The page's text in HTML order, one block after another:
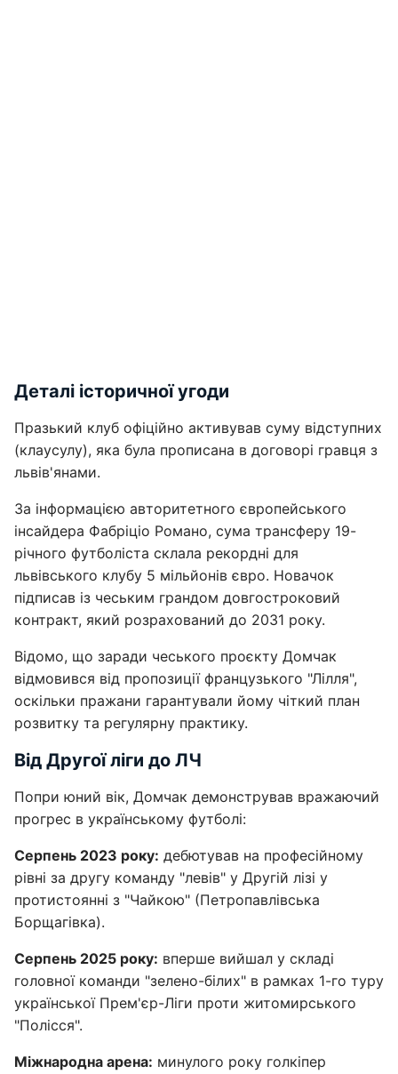
Деталі історичної угоди
Празький клуб офіційно активував суму відступних
(клаусулу), яка була прописана в договорі гравця з
львів'янами.
За інформацією авторитетного європейського
інсайдера Фабріціо Романо, сума трансферу 19-
річного футболіста склала рекордні для
львівського клубу 5 мільйонів євро. Новачок
підписав із чеським грандом довгостроковий
контракт, який розрахований до 2031 року.
Відомо, що заради чеського проєкту Домчак
відмовився від пропозиції французького "Лілля",
оскільки пражани гарантували йому чіткий план
розвитку та регулярну практику.
Від Другої ліги до ЛЧ
Попри юний вік, Домчак демонстрував вражаючий
прогрес в українському футболі:
Серпень 2023 року: дебютував на професійному
рівні за другу команду "левів" у Другій лізі у
протистоянні з "Чайкою" (Петропавлівська
Борщагівка).
Серпень 2025 року: вперше вийшал у складі
головної команди "зелено-білих" в рамках 1-го туру
української Прем'єр-Ліги проти житомирського
"Полісся".
Міжнародна арена: минулого року голкіпер